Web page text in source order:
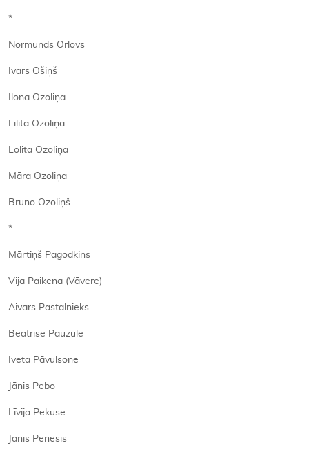
*
Normunds Orlovs
Ivars Ošiņš
Ilona Ozoliņa
Lilita Ozoliņa
Lolita Ozoliņa
Māra Ozoliņa
Bruno Ozoliņš
*
Mārtiņš Pagodkins
Vija Paikena (Vāvere)
Aivars Pastalnieks
Beatrise Pauzule
Iveta Pāvulsone
Jānis Pebo
Līvija Pekuse
Jānis Penesis